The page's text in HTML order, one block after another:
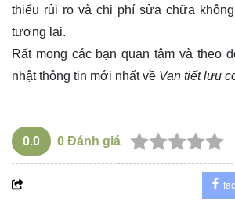
thiểu rủi ro và chi phí sửa chữa
tương lai.
Rất mong các bạn quan tâm và theo
nhật thông tin mới nhất về Van tiết lưu
0.0 0 Đánh giá